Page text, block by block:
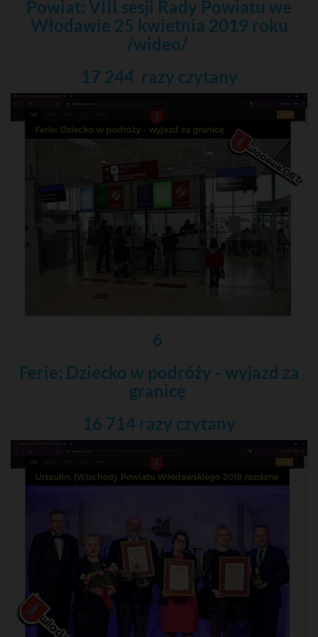
Powiat: VIII sesji Rady Powiatu we
Włodawie 25 kwietnia 2019 roku
/wideo/
17 244 razy czytany
6
Ferie: Dziecko w podróży - wyjazd za
granicę
16 714 razy czytany